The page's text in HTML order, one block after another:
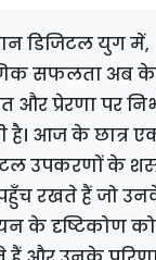
डिजिटल युग में,
सफलता अब
और प्रेरणा पर
है। आज के छात्र
उपकरणों के
रखते हैं जो
के दृष्टिकोण